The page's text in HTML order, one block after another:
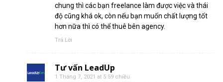
chung thì các bạn freelance làm được việc và thái
độ cũng khá ok, còn nếu bạn muốn chất lượng tốt
hơn nữa thì có thể thuê bên agency.
Trả Lời
Tư vấn LeadUp
1 Tháng 7, 2021 at 5:59 chiều